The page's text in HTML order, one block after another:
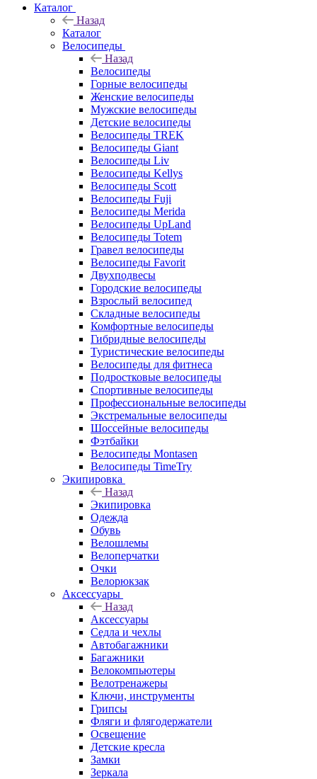
Каталог
Назад
Каталог
Велосипеды
Назад
Велосипеды
Горные велосипеды
Женские велосипеды
Мужские велосипеды
Детские велосипеды
Велосипеды TREK
Велосипеды Giant
Велосипеды Liv
Велосипеды Kellys
Велосипеды Scott
Велосипеды Fuji
Велосипеды Merida
Велосипеды UpLand
Велосипеды Totem
Гравел велосипеды
Велосипеды Favorit
Двухподвесы
Городские велосипеды
Взрослый велосипед
Складные велосипеды
Комфортные велосипеды
Гибридные велосипеды
Туристические велосипеды
Велосипеды для фитнеса
Подростковые велосипеды
Спортивные велосипеды
Профессиональные велосипеды
Экстремальные велосипеды
Шоссейные велосипеды
Фэтбайки
Велосипеды Montasen
Велосипеды TimeTry
Экипировка
Назад
Экипировка
Одежда
Обувь
Велошлемы
Велоперчатки
Очки
Велорюкзак
Аксессуары
Назад
Аксессуары
Седла и чехлы
Автобагажники
Багажники
Велокомпьютеры
Велотренажеры
Ключи, инструменты
Грипсы
Фляги и флягодержатели
Освещение
Детские кресла
Замки
Зеркала